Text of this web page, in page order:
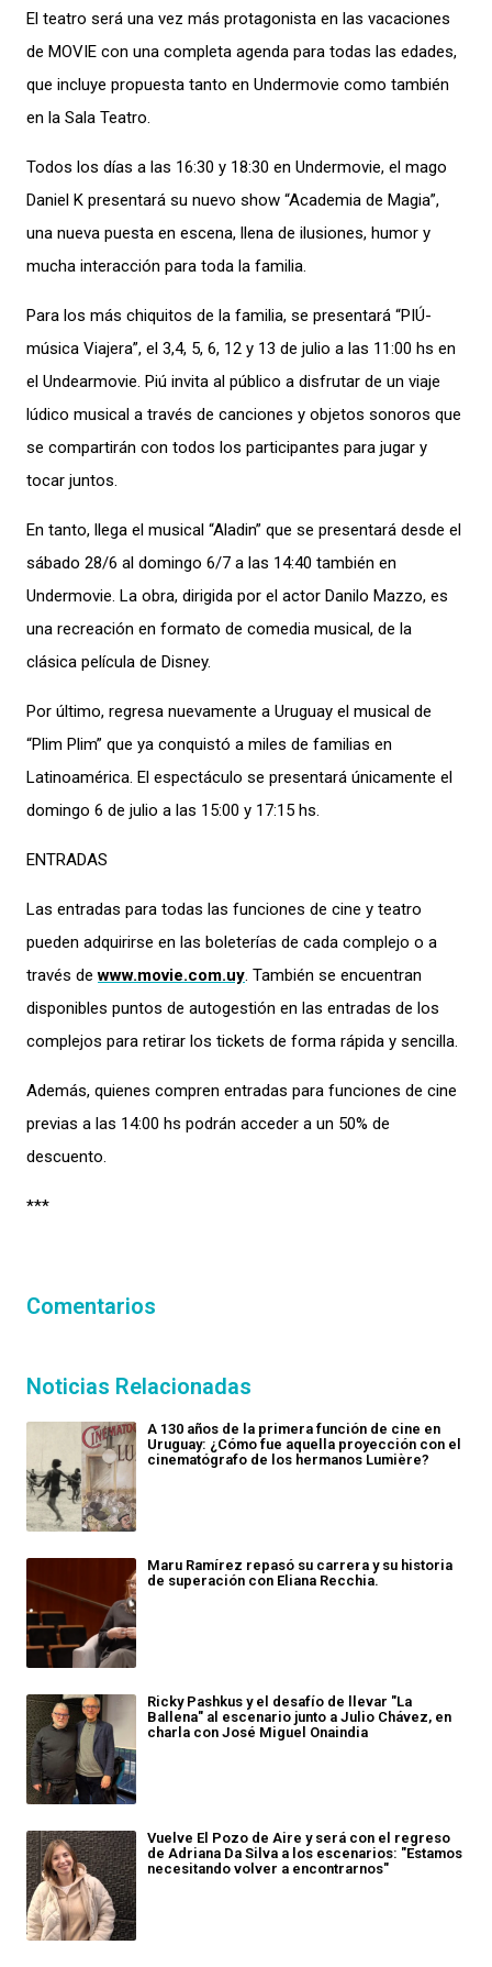
El teatro será una vez más protagonista en las vacaciones
de MOVIE con una completa agenda para todas las edades,
que incluye propuesta tanto en Undermovie como también
en la Sala Teatro.
Todos los días a las 16:30 y 18:30 en Undermovie, el mago
Daniel K presentará su nuevo show “Academia de Magia”,
una nueva puesta en escena, llena de ilusiones, humor y
mucha interacción para toda la familia.
Para los más chiquitos de la familia, se presentará “PIÚ-
música Viajera”, el 3,4, 5, 6, 12 y 13 de julio a las 11:00 hs en
el Undearmovie. Piú invita al público a disfrutar de un viaje
lúdico musical a través de canciones y objetos sonoros que
se compartirán con todos los participantes para jugar y
tocar juntos.
En tanto, llega el musical “Aladin” que se presentará desde el
sábado 28/6 al domingo 6/7 a las 14:40 también en
Undermovie. La obra, dirigida por el actor Danilo Mazzo, es
una recreación en formato de comedia musical, de la
clásica película de Disney.
Por último, regresa nuevamente a Uruguay el musical de
“Plim Plim” que ya conquistó a miles de familias en
Latinoamérica. El espectáculo se presentará únicamente el
domingo 6 de julio a las 15:00 y 17:15 hs.
ENTRADAS
Las entradas para todas las funciones de cine y teatro
pueden adquirirse en las boleterías de cada complejo o a
través dewww.movie.com.uy . También se encuentran
disponibles puntos de autogestión en las entradas de los
complejos para retirar los tickets de forma rápida y sencilla.
Además, quienes compren entradas para funciones de cine
previas a las 14:00 hs podrán acceder a un 50% de
descuento.
***
Comentarios
Noticias Relacionadas
A 130 años de la primera función de cine en
Uruguay: ¿Cómo fue aquella proyección con el
cinematógrafo de los hermanos Lumière?
Maru Ramírez repasó su carrera y su historia
de superación con Eliana Recchia.
Ricky Pashkus y el desafío de llevar "La
Ballena" al escenario junto a Julio Chávez, en
charla con José Miguel Onaindia
Vuelve El Pozo de Aire y será con el regreso
de Adriana Da Silva a los escenarios: "Estamos
necesitando volver a encontrarnos"